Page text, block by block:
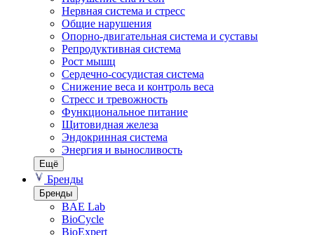
Нервная система и стресс
Общие нарушения
Опорно-двигательная система и суставы
Репродуктивная система
Рост мышц
Сердечно-сосудистая система
Снижение веса и контроль веса
Стресс и тревожность
Функциональное питание
Щитовидная железа
Эндокринная система
Энергия и выносливость
Ещё
Бренды
Бренды
BAE Lab
BioCycle
BioExpert